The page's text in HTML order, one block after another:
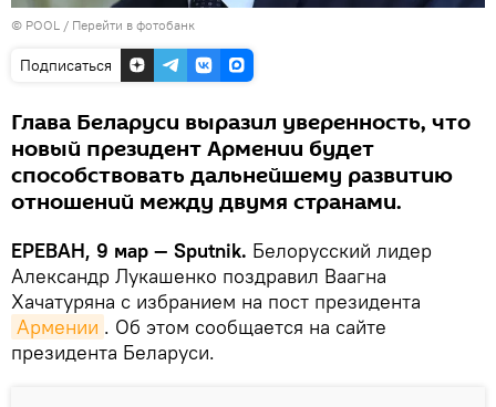
© POOL / Перейти в фотобанк
Подписаться
Глава Беларуси выразил уверенность, что
новый президент Армении будет
способствовать дальнейшему развитию
отношений между двумя странами.
ЕРЕВАН, 9 мар — Sputnik. Белорусский лидер
Александр Лукашенко поздравил Ваагна
Хачатуряна с избранием на пост президента
Армении . Об этом сообщается на сайте
президента Беларуси.